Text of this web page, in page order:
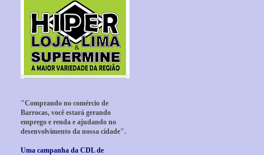
"Comprando no comércio de
Barrocas, você estará gerando
emprego e renda e ajudando no
desenvolvimento da nossa cidade".
Uma campanha da CDL de